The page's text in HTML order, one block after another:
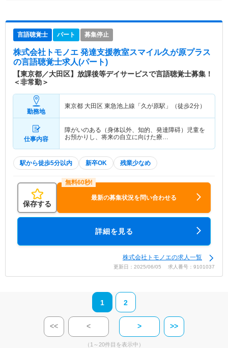
言語聴覚士 パート 募集停止
株式会社トモノエ 発達支援教室スマイル久が原プラス
の言語聴覚士求人(パート)
【東京都／大田区】放課後等デイサービスで言語聴覚士募集！
＜非常勤＞
勤務地
東京都 大田区 東急池上線「久が原駅」（徒歩2分）
仕事内容
障がいのある（身体以外、知的、発達障碍）児童を
お預かりし、将来の自立に向けた療…
駅から徒歩5分以内 新卒OK 残業少なめ
保存する
最新の募集状況を問い合わせる
詳細を見る
株式会社トモノエの求人一覧
更新日：2025/06/05 求人番号：9101037
1 2
<< < > >>
（1～20件目を表示中）